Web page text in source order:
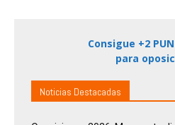
Consigue +2
para
Noticias Destacadas